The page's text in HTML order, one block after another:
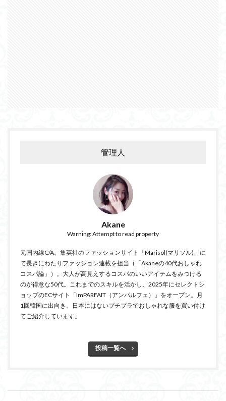
管理人
Akane
Warning: Attempt to read property
元国内線C/A。集英社のファッションサイト「Marisol(マリソル)」に
て長きにわたりファッション連載を担当（「Akaneの40代おしゃれ
コスパ論」）。大人が高見えするコスパのいいアイテムをみつける
のが得意な50代。これまでのスキルを活かし、2025年にセレクトシ
ョップのECサイト「ImPARFAIT（アンパルフェ）」をオープン。月
1回韓国に出向き、日本にはないプチプラでおしゃれな服を買い付け
てご紹介しています。
投稿一覧へ